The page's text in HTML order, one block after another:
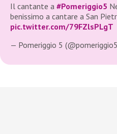
Il cantante a #Pomeriggio5
benissimo a cantare a San
pic.twitter.com/79FZlsPLgT
— Pomeriggio 5